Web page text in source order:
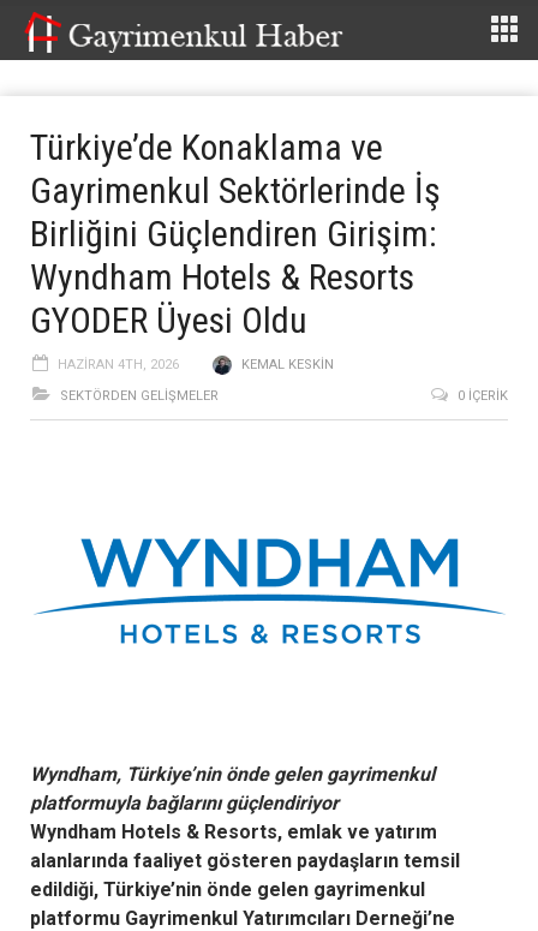
Türkiye’de Konaklama ve
Gayrimenkul Sektörlerinde İş
Birliğini Güçlendiren Girişim:
Wyndham Hotels & Resorts
GYODER Üyesi Oldu
HAZIRAN 4TH, 2026
KEMAL KESKIN
SEKTÖRDEN GELIŞMELER
0 İÇERIK
Wyndham, Türkiye’nin önde gelen gayrimenkul
platformuyla bağlarını güçlendiriyor
Wyndham Hotels & Resorts, emlak ve yatırım
alanlarında faaliyet gösteren paydaşların temsil
edildiği, Türkiye’nin önde gelen gayrimenkul
platformu Gayrimenkul Yatırımcıları Derneği’ne